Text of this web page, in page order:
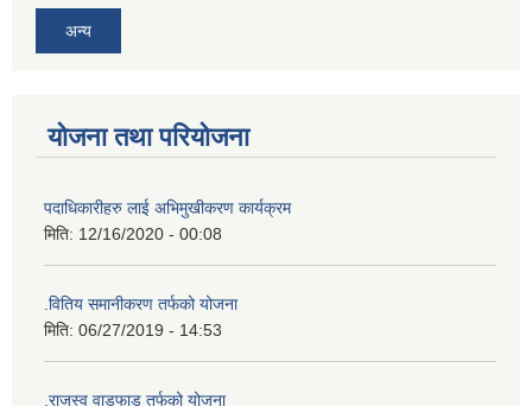
अन्य
योजना तथा परियोजना
पदाधिकारीहरु लाई अभिमुखीकरण कार्यक्रम
मिति: 12/16/2020 - 00:08
.वितिय समानीकरण तर्फको योजना
मिति: 06/27/2019 - 14:53
.राजस्व वाडफाड तर्फको योजना